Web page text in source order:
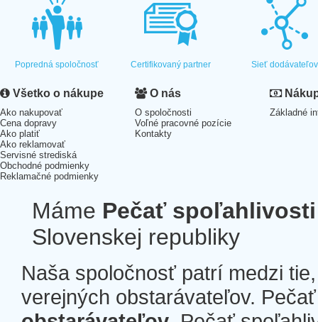
Popredná spoločnosť Certifikovaný partner Sieť dodávateľov
Všetko o nákupe
Ako nakupovať
Cena dopravy
Ako platiť
Ako reklamovať
Servisné strediská
Obchodné podmienky
Reklamačné podmienky
O nás
O spoločnosti
Voľné pracovné pozície
Kontakty
Základné
Máme Pečať spoľahlivosti
Slovenskej republiky
Naša spoločnosť patrí medzi
verejných obstarávateľov.